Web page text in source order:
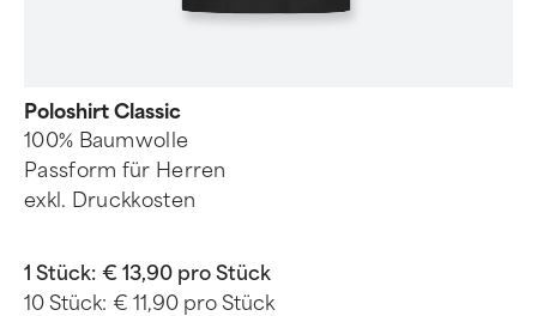
Poloshirt Classic
100% Baumwolle
Passform für Herren
exkl. Druckkosten
1 Stück: € 13,90 pro Stück
10 Stück: € 11,90 pro Stück